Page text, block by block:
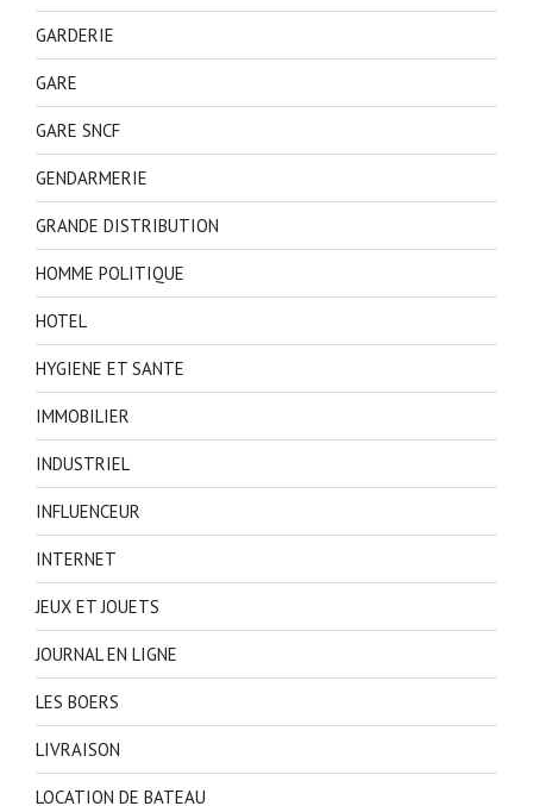
GARDERIE
GARE
GARE SNCF
GENDARMERIE
GRANDE DISTRIBUTION
HOMME POLITIQUE
HOTEL
HYGIENE ET SANTE
IMMOBILIER
INDUSTRIEL
INFLUENCEUR
INTERNET
JEUX ET JOUETS
JOURNAL EN LIGNE
LES BOERS
LIVRAISON
LOCATION DE BATEAU